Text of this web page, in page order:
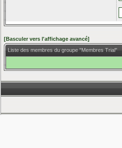
[Basculer vers l'affichage avancé]
Liste des membres du groupe "Membres Trial"